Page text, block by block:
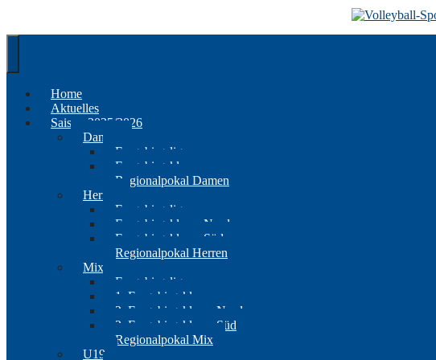
Home
Aktuelles
Saison 2025/2026
Damen
Erzgebirgsliga
Erzgebirgsklasse
Regionalpokal Damen
Herren
Erzgebirgsliga
Erzgebirgsklasse Nord
Erzgebirgsklasse Süd
Regionalpokal Herren
Mix
Erzgebirgsliga
1. Erzgebirgsklasse
2. Erzgebirgsklasse Nord
2. Erzgebirgsklasse Süd
Regionalpokal Mix
U19